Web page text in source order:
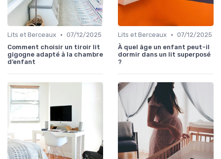
Lits et Berceaux • 07/12/2025
Comment choisir un tiroir lit
gigogne adapté à la chambre
d’enfant
Lits et Berceaux • 07/12/2025
À quel âge un enfant peut-il
dormir dans un lit superposé
?